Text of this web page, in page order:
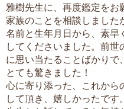
雅樹先生に、再度鑑定をお
家族のことを相談しました
名前と生年月日から、素早
してくださいました。前
に思い当たることばかりで、
とても驚きました！
心に寄り添った、これから
して頂き、嬉しかったです。